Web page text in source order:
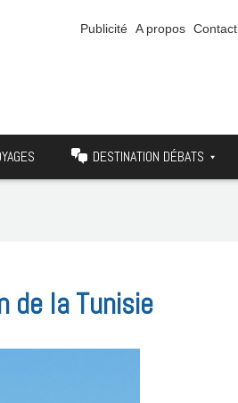
Publicité A propos Contact
DESTINATION DÉBATS
de la Tunisie